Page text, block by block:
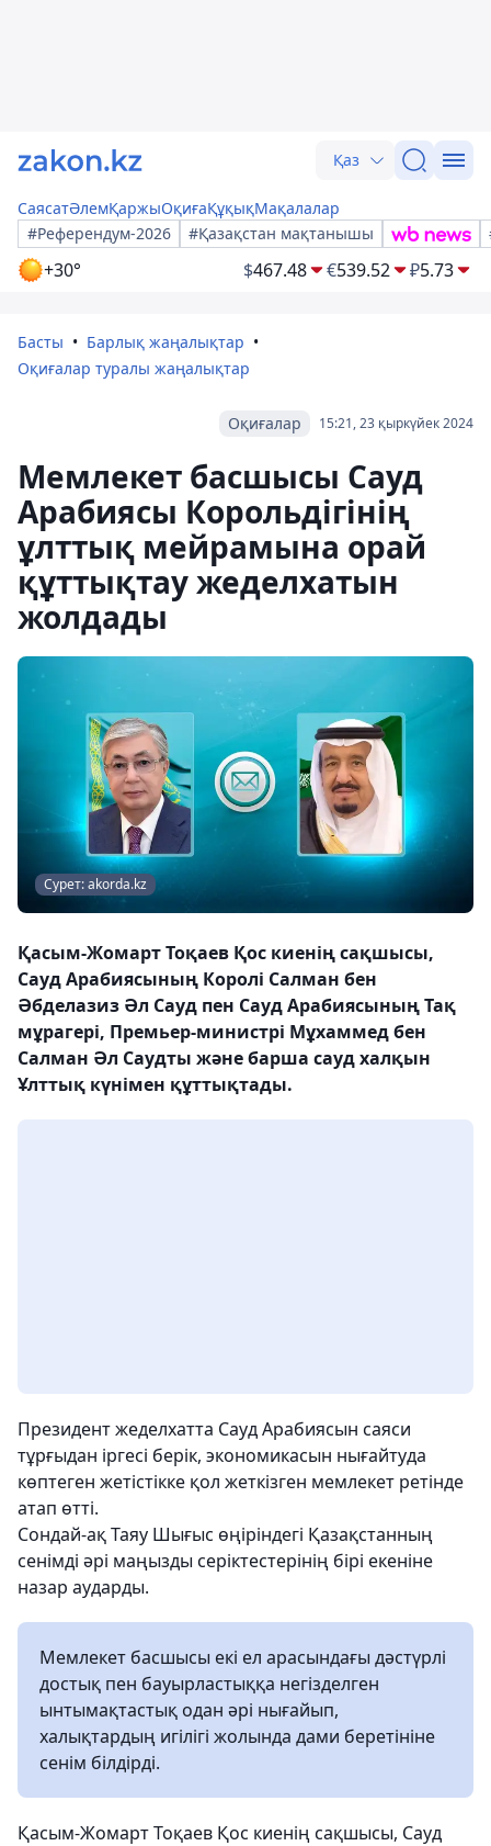
Қаз
СаясатӘлемҚаржыОқиғаҚұқықМақалалар
#Референдум-2026
#Қазақстан мақтанышы
+30° $467.48 €539.52 ₽5.73
Басты
Барлық жаңалықтар
Оқиғалар туралы жаңалықтар
15:21, 23 қыркүйек 2024
Оқиғалар
Мемлекет басшысы Сауд
Арабиясы Корольдігінің
ұлттық мейрамына орай
құттықтау жеделхатын
жолдады
Сурет: akorda.kz
Қасым-Жомарт Тоқаев Қос киенің сақшысы,
Сауд Арабиясының Королі Салман бен
Әбделазиз Әл Сауд пен Сауд Арабиясының Тақ
мұрагері, Премьер-министрі Мұхаммед бен
Салман Әл Саудты және барша сауд халқын
Ұлттық күнімен құттықтады.
Президент жеделхатта Сауд Арабиясын саяси
тұрғыдан іргесі берік, экономикасын нығайтуда
көптеген жетістікке қол жеткізген мемлекет ретінде
атап өтті.
Сондай-ақ Таяу Шығыс өңіріндегі Қазақстанның
сенімді әрі маңызды серіктестерінің бірі екеніне
назар аударды.
Мемлекет басшысы екі ел арасындағы дәстүрлі
достық пен бауырластыққа негізделген
ынтымақтастық одан әрі нығайып,
халықтардың игілігі жолында дами беретініне
сенім білдірді.
Қасым-Жомарт Тоқаев Қос киенің сақшысы, Сауд